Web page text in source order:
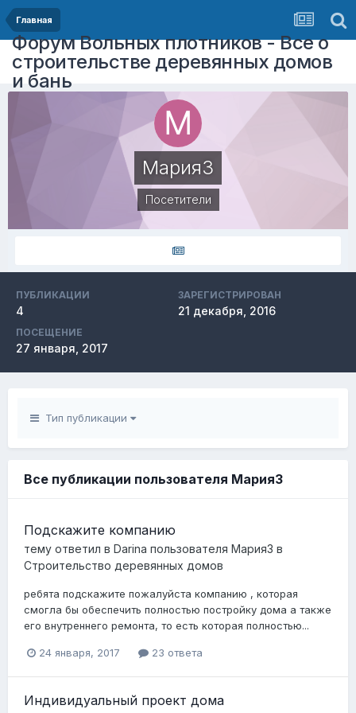
Главная
Форум Вольных плотников - Все о
строительстве деревянных домов
и бань
Мария3
Посетители
ПУБЛИКАЦИИ
4
ЗАРЕГИСТРИРОВАН
21 декабря, 2016
ПОСЕЩЕНИЕ
27 января, 2017
Тип публикации
Все публикации пользователя Мария3
Подскажите компанию
тему ответил в Darina пользователя Мария3 в
Строительство деревянных домов
ребята подскажите пожалуйста компанию , которая
смогла бы обеспечить полностью постройку дома а также
его внутреннего ремонта, то есть которая полностью...
24 января, 2017 23 ответа
Индивидуальный проект дома